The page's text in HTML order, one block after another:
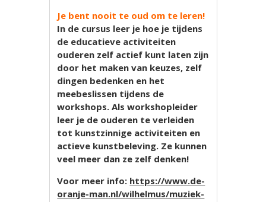
Je bent nooit te oud om te leren!
In de cursus leer je hoe je tijdens
de educatieve activiteiten
ouderen zelf actief kunt laten zijn
door het maken van keuzes, zelf
dingen bedenken en het
meebeslissen tijdens de
workshops. Als workshopleider
leer je de ouderen te verleiden
tot kunstzinnige activiteiten en
actieve kunstbeleving. Ze kunnen
veel meer dan ze zelf denken!
Voor meer info: https://www.de-
oranje-man.nl/wilhelmus/muziek-